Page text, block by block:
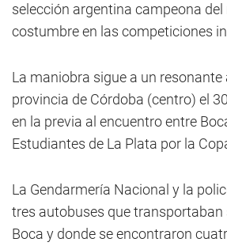
selección argentina campeona
costumbre en las competiciones
La maniobra sigue a un resonante
provincia de Córdoba (centro) el
en la previa al encuentro entre
Estudiantes de La Plata por la
La Gendarmería Nacional y la
tres autobuses que transportaban
Boca y donde se encontraron